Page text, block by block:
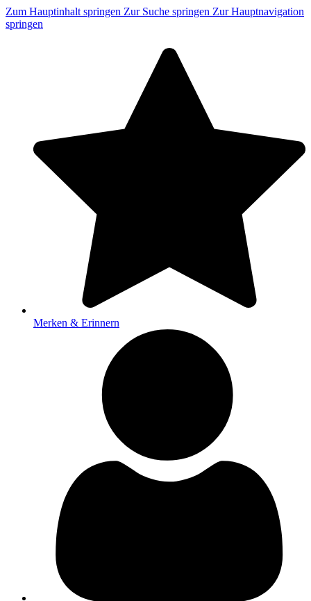
Zum Hauptinhalt springen Zur Suche springen Zur Hauptnavigation
springen
Merken & Erinnern